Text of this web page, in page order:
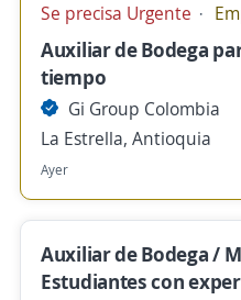
Se precisa Urgente
Auxiliar de Bodega
tiempo
Gi Group Colombia
La Estrella, Antioquia
Ayer
Auxiliar de Bodega /
Estudiantes con